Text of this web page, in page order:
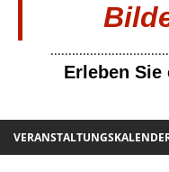
Erleben Sie